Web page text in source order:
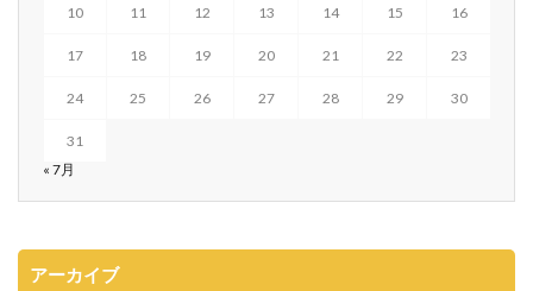
10 11 12 13 14 15 16
17 18 19 20 21 22 23
24 25 26 27 28 29 30
31
« 7月
アーカイブ